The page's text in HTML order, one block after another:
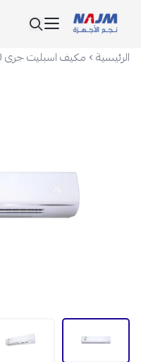
نجم الأجهزة
الرئيسية مكيف اسبليت جرى 34800 حار بارد انفيرتر GWH36AWFXH